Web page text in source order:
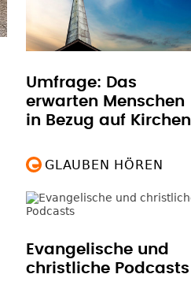
Umfrage: Das
erwarten Menschen
in Bezug auf Kirchen
GLAUBEN HÖREN
Evangelische und